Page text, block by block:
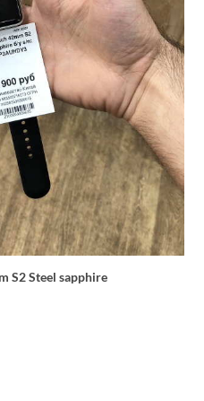
S2 Steel sapphire